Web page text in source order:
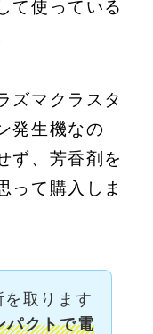
て使っている
ズマクラスタ
発生機なの
ず、 芳香剤を
って購入しま
取ります
パクトで電